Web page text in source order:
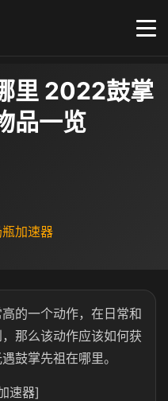
里 2022鼓掌
品一览
加速器
的一个动作，在日常和
那么该动作应该如何获
鼓掌先祖在哪里。
速器]